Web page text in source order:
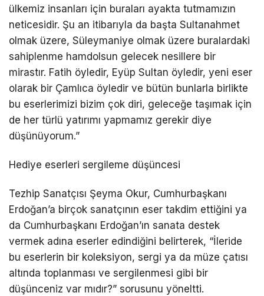
ülkemiz insanları için buraları ayakta tutmamızın
neticesidir. Şu an itibarıyla da başta Sultanahmet
olmak üzere, Süleymaniye olmak üzere buralardaki
sahiplenme hamdolsun gelecek nesillere bir
mirastır. Fatih öyledir, Eyüp Sultan öyledir, yeni eser
olarak bir Çamlıca öyledir ve bütün bunlarla birlikte
bu eserlerimizi bizim çok diri, geleceğe taşımak için
de her türlü yatırımı yapmamız gerekir diye
düşünüyorum.”
Hediye eserleri sergileme düşüncesi
Tezhip Sanatçısı Şeyma Okur, Cumhurbaşkanı
Erdoğan’a birçok sanatçının eser takdim ettiğini ya
da Cumhurbaşkanı Erdoğan’ın sanata destek
vermek adına eserler edindiğini belirterek, “İleride
bu eserlerin bir koleksiyon, sergi ya da müze çatısı
altında toplanması ve sergilenmesi gibi bir
düşünceniz var mıdır?” sorusunu yöneltti.